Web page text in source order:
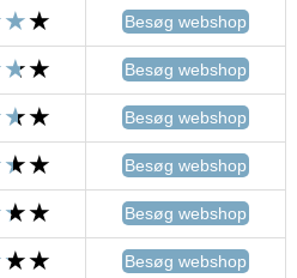
Besøg webshop
Besøg webshop
Besøg webshop
Besøg webshop
Besøg webshop
Besøg webshop